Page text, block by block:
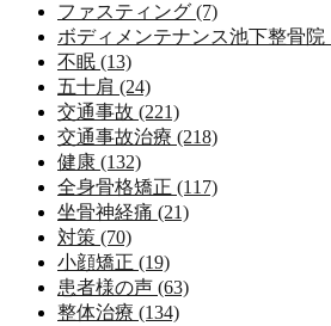
ファスティング (7)
ボディメンテナンス池下整骨院
不眠 (13)
五十肩 (24)
交通事故 (221)
交通事故治療 (218)
健康 (132)
全身骨格矯正 (117)
坐骨神経痛 (21)
対策 (70)
小顔矯正 (19)
患者様の声 (63)
整体治療 (134)